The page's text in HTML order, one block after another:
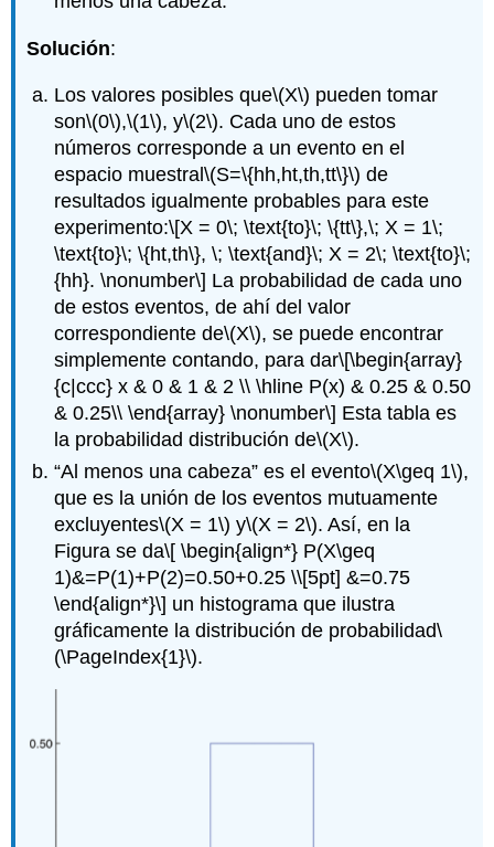
Solución:
Los valores posibles que\(X\) pueden tomar
son\(0\),\(1\), y\(2\). Cada uno de estos
números corresponde a un evento en el
espacio muestral\(S=\{hh,ht,th,tt\}\) de
resultados igualmente probables para este
experimento:\[X = 0\; \text{to}\; \{tt\},\; X = 1\;
\text{to}\; \{ht,th\}, \; \text{and}\; X = 2\; \text{to}\;
{hh}. \nonumber\] La probabilidad de cada uno
de estos eventos, de ahí del valor
correspondiente de\(X\), se puede encontrar
simplemente contando, para dar\[\begin{array}
{c|ccc} x & 0 & 1 & 2 \\ \hline P(x) & 0.25 & 0.50
& 0.25\\ \end{array} \nonumber\] Esta tabla es
la probabilidad distribución de\(X\).
“Al menos una cabeza” es el evento\(X\geq 1\),
que es la unión de los eventos mutuamente
excluyentes\(X = 1\) y\(X = 2\). Así, en la
Figura se da\[ \begin{align*} P(X\geq
1)&=P(1)+P(2)=0.50+0.25 \\[5pt] &=0.75
\end{align*}\] un histograma que ilustra
gráficamente la distribución de probabilidad\
(\PageIndex{1}\).